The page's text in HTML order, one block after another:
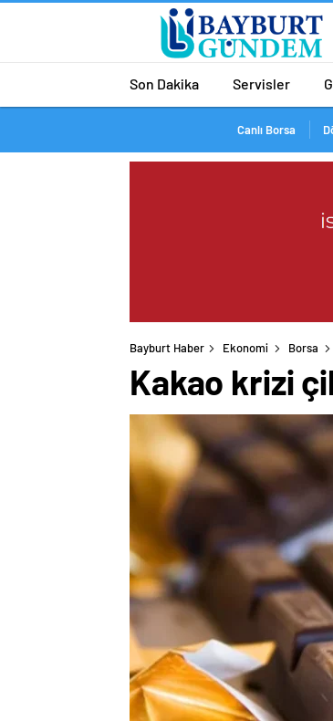
Son Dakika Servisler
Canlı Borsa
Bayburt Haber Ekonomi Borsa
Kakao krizi